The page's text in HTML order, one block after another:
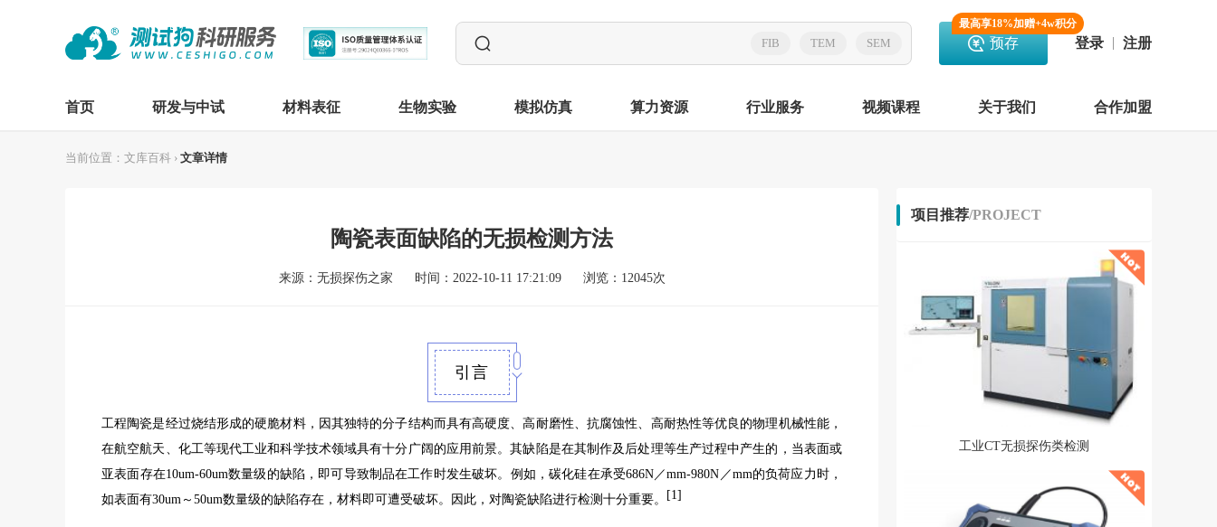
FIB TEM SEM
最高享18%加赠+4w积分
预存 登录 注册
首页 研发与中试 材料表征 生物实验 模拟仿真 算力资源 行业服务 视频课程 关于我们 合作加盟
当前位置： 文库百科 › 文章详情
陶瓷表面缺陷的无损检测方法
来源：无损探伤之家 时间：2022-10-11 17:21:09 浏览：12045次
引言
工程陶瓷是经过烧结形成的硬脆材料，因其独特的分子结构而具有高硬度、高耐磨性、抗腐蚀性、高耐热性等优良的物理机械性能，
在航空航天、化工等现代工业和科学技术领域具有十分广阔的应用前景。其缺陷是在其制作及后处理等生产过程中产生的，当表面或
亚表面存在10um-60um数量级的缺陷，即可导致制品在工作时发生破坏。例如，碳化硅在承受686N／mm-980N／mm的负荷应力时，
如表面有30um～50um数量级的缺陷存在，材料即可遭受破坏。因此，对陶瓷缺陷进行检测十分重要。
[1]
项目推荐/PROJECT
工业CT无损探伤类检测